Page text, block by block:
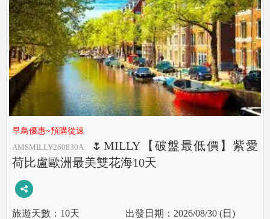
早鳥優惠~預購從速
AMSMILLY260830A
🌷MILLY【破盤最低價】紫愛
荷比盧歐洲最美雙花海10天
10天 2026/08/30 (日)